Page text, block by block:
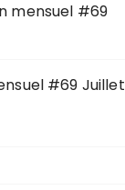
mensuel #69
#69 Juillet